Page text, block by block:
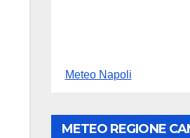
Meteo Napoli
METEO REGIONE